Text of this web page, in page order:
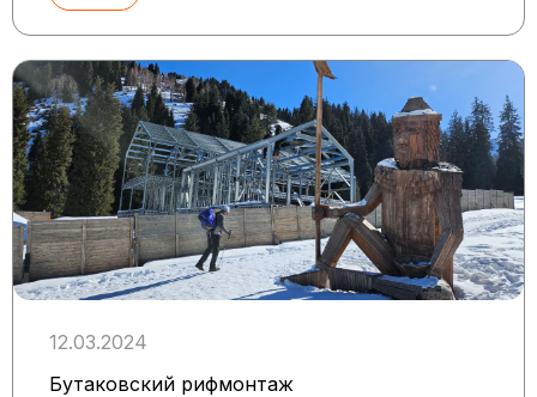
12.03.2024
Бутаковский рифмонтаж